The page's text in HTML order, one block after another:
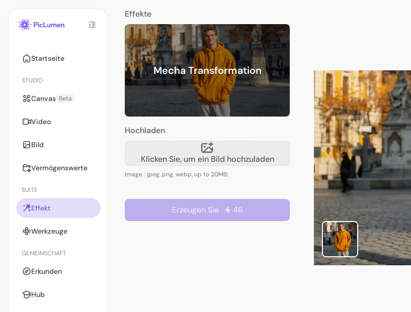
Startseite
STUDIO
Canvas Beta
Video
Bild
Vermögenswerte
SUITE
Effekt
Werkzeuge
GEMEINSCHAFT
Erkunden
Hub
Effekte
Mecha Transformation
Hochladen
Klicken Sie, um ein Bild hochzuladen
Image : jpeg, png, webp, up to 20MB;
Erzeugen Sie 46